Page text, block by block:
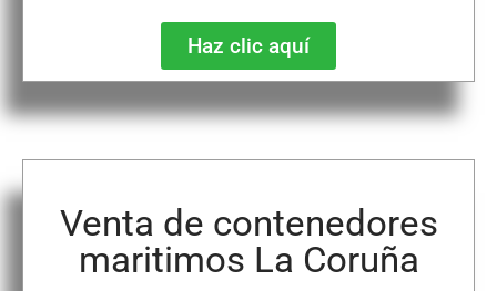
Haz clic aquí
Venta de contenedores
maritimos La Coruña